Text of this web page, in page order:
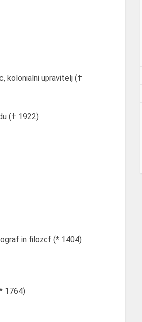
kolonialni upravitelj (†
(† 1922)
in filozof (* 1404)
1764)